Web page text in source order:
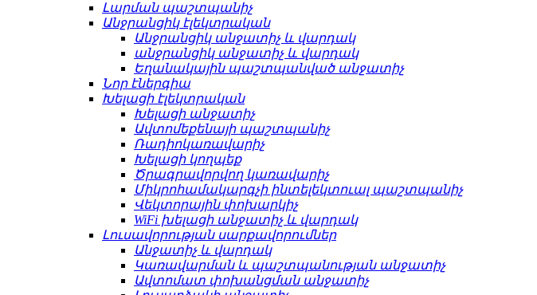
Լարման պաշտպանիչ
Անջրանցիկ էլեկտրական
Անջրանցիկ անջատիչ և վարդակ
անջրանցիկ անջատիչ և վարդակ
Եղանակային պաշտպանված անջատիչ
Նոր էներգիա
Խելացի էլեկտրական
Խելացի անջատիչ
Ավտոմեքենայի պաշտպանիչ
Ռադիոկառավարիչ
Խելացի կողպեք
Ծրագրավորվող կառավարիչ
Միկրոհամակարգչի ինտելեկտուալ պաշտպանիչ
Վեկտորային փոխարկիչ
WiFi խելացի անջատիչ և վարդակ
Լուսավորության սարքավորումներ
Անջատիչ և վարդակ
Կառավարման և պաշտպանության անջատիչ
Ավտոմատ փոխանցման անջատիչ